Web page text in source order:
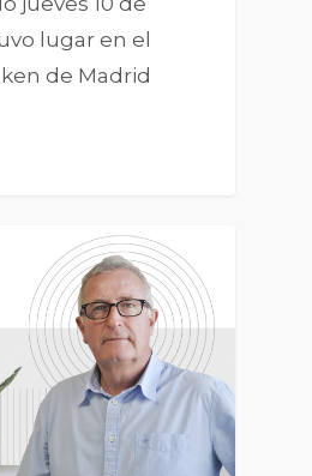
lugar en el
de Madrid
0